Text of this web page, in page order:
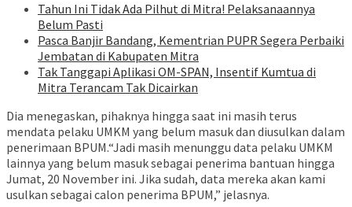
Tahun Ini Tidak Ada Pilhut di Mitra! Pelaksanaannya
Belum Pasti
Pasca Banjir Bandang, Kementrian PUPR Segera Perbaiki
Jembatan di Kabupaten Mitra
Tak Tanggapi Aplikasi OM-SPAN, Insentif Kumtua di
Mitra Terancam Tak Dicairkan
Dia menegaskan, pihaknya hingga saat ini masih terus
mendata pelaku UMKM yang belum masuk dan diusulkan dalam
penerimaan BPUM.“Jadi masih menunggu data pelaku UMKM
lainnya yang belum masuk sebagai penerima bantuan hingga
Jumat, 20 November ini. Jika sudah, data mereka akan kami
usulkan sebagai calon penerima BPUM,” jelasnya.